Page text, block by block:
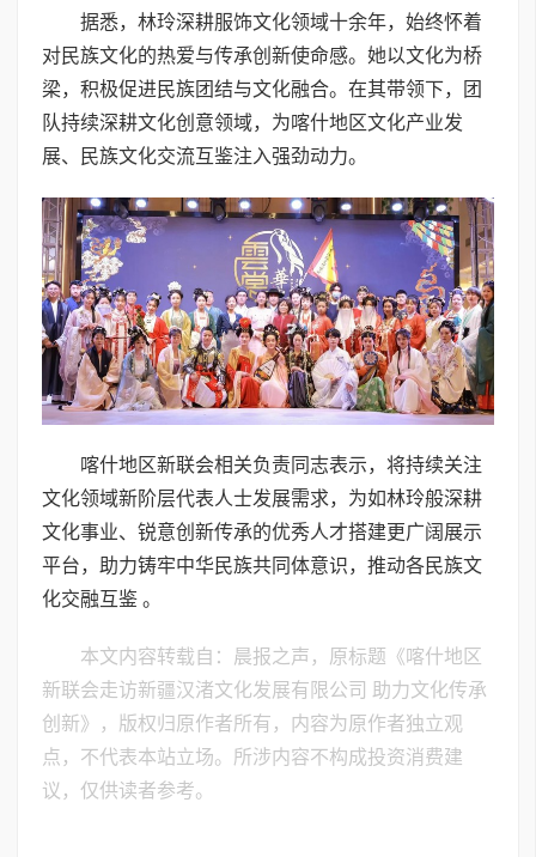
据悉，林玲深耕服饰文化领域十余年，始终怀着
对民族文化的热爱与传承创新使命感。她以文化为桥
梁，积极促进民族团结与文化融合。在其带领下，团
队持续深耕文化创意领域，为喀什地区文化产业发
展、民族文化交流互鉴注入强劲动力。
喀什地区新联会相关负责同志表示，将持续关注
文化领域新阶层代表人士发展需求，为如林玲般深耕
文化事业、锐意创新传承的优秀人才搭建更广阔展示
平台，助力铸牢中华民族共同体意识，推动各民族文
化交融互鉴 。
本文内容转载自：晨报之声，原标题《喀什地区
新联会走访新疆汉渚文化发展有限公司 助力文化传承
创新》，版权归原作者所有，内容为原作者独立观
点，不代表本站立场。所涉内容不构成投资消费建
议，仅供读者参考。